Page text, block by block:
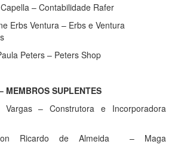
– Contabilidade Rafer
Erbs Ventura – Erbs e Ventura
Peters – Peters Shop
MEMBROS SUPLENTES
Vargas – Construtora e Incorporadora
Ricardo de Almeida – Maga